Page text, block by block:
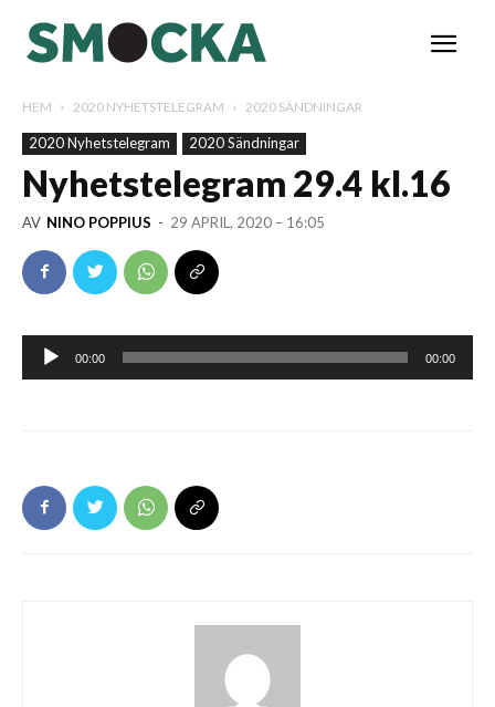
HEM 2020 NYHETSTELEGRAM 2020 SÄNDNINGAR
2020 Nyhetstelegram 2020 Sändningar
Nyhetstelegram 29.4 kl.16
AV NINO POPPIUS - 29 APRIL, 2020 – 16:05
Ljudspelare
00:00 00:00